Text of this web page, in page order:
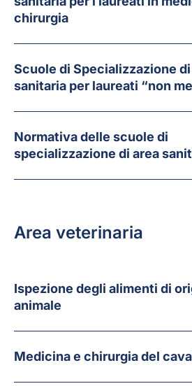
chirurgia
Scuole di Specializzazione di
sanitaria per laureati “non
Normativa delle scuole di
specializzazione di area
Area veterinaria
Ispezione degli alimenti di
animale
Medicina e chirurgia del